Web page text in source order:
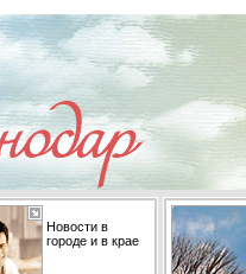
Новости в
городе и в крае